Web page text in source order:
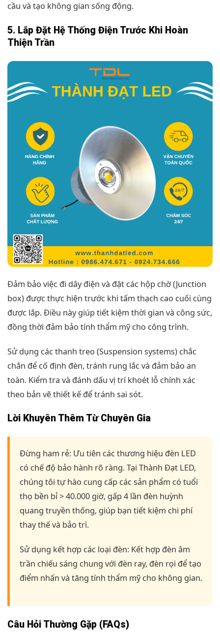
cầu và tạo không gian sống động.
5. Lắp Đặt Hệ Thống Điện Trước Khi Hoàn
Thiện Trần
Đảm bảo việc đi dây điện và đặt các hộp chờ (Junction
box) được thực hiện trước khi tấm thạch cao cuối cùng
được lắp. Điều này giúp tiết kiệm thời gian và công sức,
đồng thời đảm bảo tính thẩm mỹ cho công trình.
Sử dụng các thanh treo (Suspension systems) chắc
chắn để cố định đèn, tránh rung lắc và đảm bảo an
toàn. Kiểm tra và đánh dấu vị trí khoét lỗ chính xác
theo bản vẽ thiết kế để tránh sai sót.
Lời Khuyên Thêm Từ Chuyên Gia
Đừng ham rẻ: Ưu tiên các thương hiệu đèn LED
có chế độ bảo hành rõ ràng. Tại Thành Đạt LED,
chúng tôi tự hào cung cấp các sản phẩm có tuổi
thọ bền bỉ > 40.000 giờ, gấp 4 lần đèn huỳnh
quang truyền thống, giúp bạn tiết kiệm chi phí
thay thế và bảo trì.
Sử dụng kết hợp các loại đèn: Kết hợp đèn âm
trần chiếu sáng chung với đèn ray, đèn rọi để tạo
điểm nhấn và tăng tính thẩm mỹ cho không gian.
Câu Hỏi Thường Gặp (FAQs)